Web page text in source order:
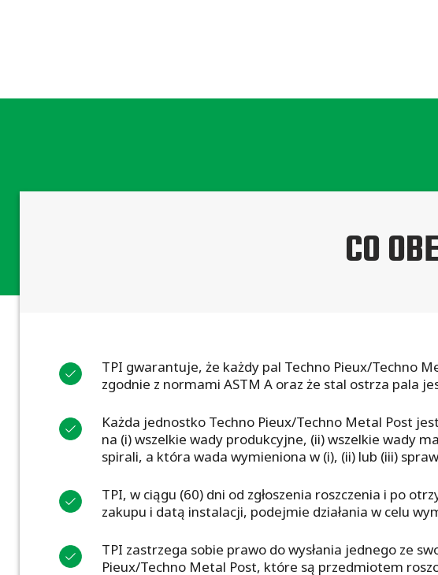
CO
TPI gwarantuje, że każdy pal Techno Pieux/Techno
zgodnie z normami ASTM A oraz że stal ostrza pala
Każda jednostko Techno Pieux/Techno Metal Post
na (i) wszelkie wady produkcyjne, (ii) wszelkie wady
spirali, a która wada wymieniona w (i), (ii) lub (iii)
TPI, w ciągu (60) dni od zgłoszenia roszczenia i po
zakupu i datą instalacji, podejmie działania w celu
TPI zastrzega sobie prawo do wysłania jednego ze
Pieux/Techno Metal Post, które są przedmiotem